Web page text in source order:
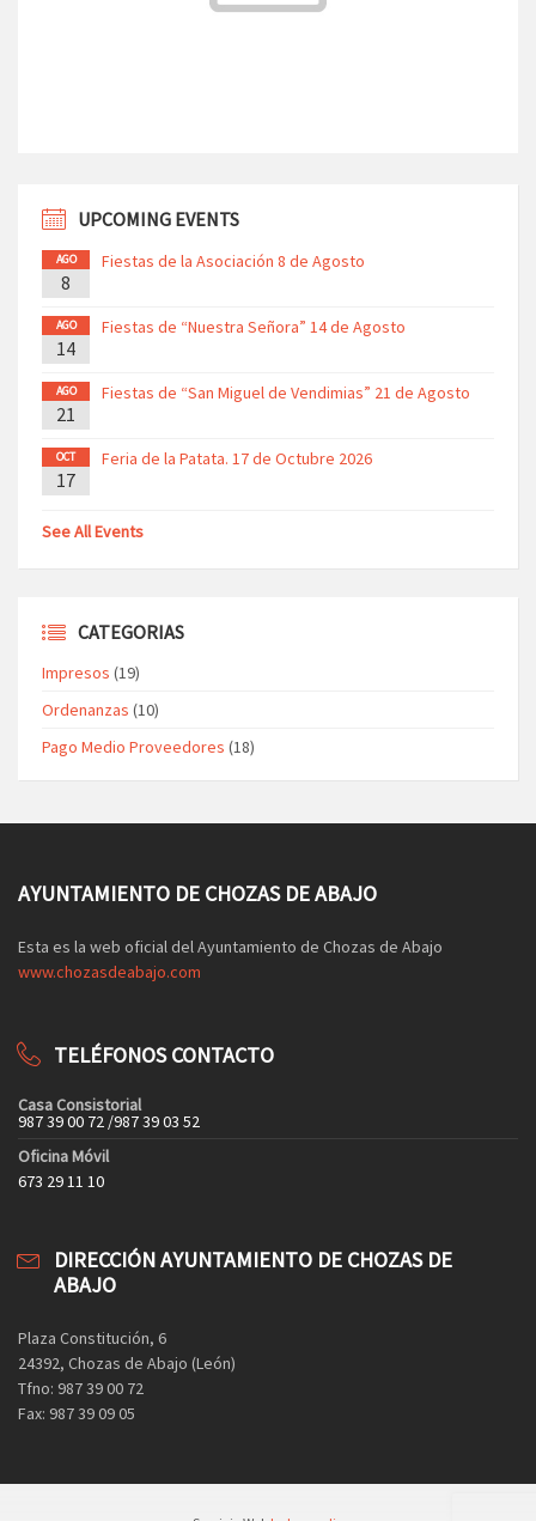
UPCOMING EVENTS
AGO
8
Fiestas de la Asociación 8 de Agosto
AGO
14
Fiestas de “Nuestra Señora” 14 de Agosto
AGO
21
Fiestas de “San Miguel de Vendimias” 21 de Agosto
OCT
17
Feria de la Patata. 17 de Octubre 2026
See All Events
CATEGORIAS
Impresos (19)
Ordenanzas (10)
Pago Medio Proveedores (18)
AYUNTAMIENTO DE CHOZAS DE ABAJO
Esta es la web oficial del Ayuntamiento de Chozas de Abajo
www.chozasdeabajo.com
TELÉFONOS CONTACTO
Casa Consistorial
987 39 00 72 /987 39 03 52
Oficina Móvil
673 29 11 10
DIRECCIÓN AYUNTAMIENTO DE CHOZAS DE
ABAJO
Plaza Constitución, 6
24392, Chozas de Abajo (León)
Tfno: 987 39 00 72
Fax: 987 39 09 05